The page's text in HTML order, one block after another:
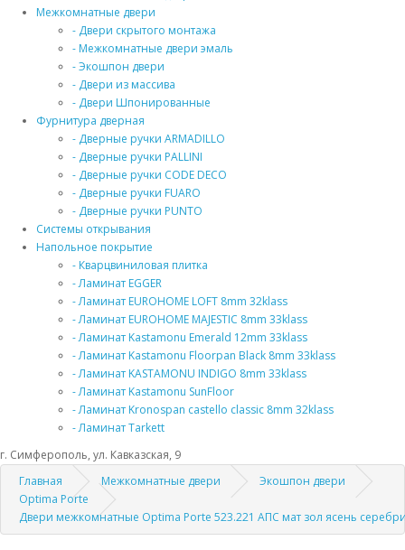
Межкомнатные двери
- Двери скрытого монтажа
- Межкомнатные двери эмаль
- Экошпон двери
- Двери из массива
- Двери Шпонированные
Фурнитура дверная
- Дверные ручки ARMADILLO
- Дверные ручки PALLINI
- Дверные ручки CODE DECO
- Дверные ручки FUARO
- Дверные ручки PUNTO
Системы открывания
Напольное покрытие
- Кварцвиниловая плитка
- Ламинат EGGER
- Ламинат EUROHOME LOFT 8mm 32klass
- Ламинат EUROHOME MAJESTIC 8mm 33klass
- Ламинат Kastamonu Emerald 12mm 33klass
- Ламинат Kastamonu Floorpan Black 8mm 33klass
- Ламинат KASTAMONU INDIGO 8mm 33klass
- Ламинат Kastamonu SunFloor
- Ламинат Kronospan castello classic 8mm 32klass
- Ламинат Tarkett
г. Симферополь, ул. Кавказская, 9
Главная
Межкомнатные двери
Экошпон двери
Optima Porte
Двери межкомнатные Optima Porte 523.221 АПС мат зол ясень